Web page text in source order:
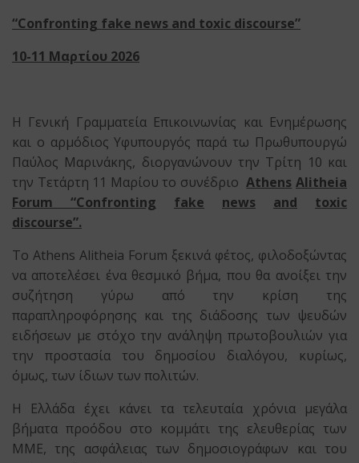
“Confronting fake news and toxic discourse”
10-11 Μαρτίου 2026
Η Γενική Γραμματεία Επικοινωνίας και Ενημέρωσης
και ο αρμόδιος Υφυπουργός παρά τω Πρωθυπουργώ
Παύλος Μαρινάκης, διοργανώνουν την Τρίτη 10 και
την Τετάρτη 11 Μαρίου το συνέδριοAthens Alitheia
Forum “Confronting fake news and
toxic
discourse”.
Το Athens Alitheia Forum ξεκινά φέτος, φιλοδοξώντας
να αποτελέσει ένα θεσμικό βήμα, που θα ανοίξει την
συζήτηση γύρω από την κρίση της
παραπληροφόρησης και της διάδοσης των ψευδών
ειδήσεων με στόχο την ανάληψη πρωτοβουλιών για
την προστασία του δημοσίου διαλόγου, κυρίως,
όμως, των ίδιων των πολιτών.
Η Ελλάδα έχει κάνει τα τελευταία χρόνια μεγάλα
βήματα προόδου στο κομμάτι της ελευθερίας των
ΜΜΕ, της ασφάλειας των δημοσιογράφων και του